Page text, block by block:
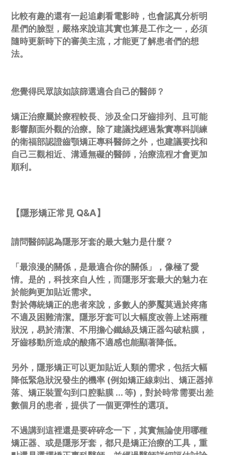
比較有趣的還有一起追劇看電影時，也會認真分析明
星們的臉型，嚴格來說這其實也算是工作之一，必須
隨時更新時下的審美主流，才能更了解患者們的想
法。
您覺得民眾該如該篩選適合自己的醫師？
矯正治療屬於療程較長、涉及全口牙齒排列、且可能
影響顏面外觀的治療。除了建議找經過紮實專科訓練
的衛福部認證齒顎矯正專科醫師之外，也建議要找和
自己三觀相近、溝通無礙的醫師，治療流程才會更加
順利。
【隱形矯正常見 Q&A】
請問醫師認為隱形牙套的最大魅力是什麼？
「最浪漫的關係，是最適合你的關係」，像極了愛
情。是的，科技來自人性，而隱形牙套最大的魅力在
於能夠更加貼近需求。
對於傳統矯正的患者來說，多數人的夢魘莫過於疼痛
不適及困難清潔。隱形牙套可以大幅度改善上述兩種
狀況，易於清潔、不用擔心鐵絲及矯正器勾破粘膜，
牙齒移動所造成的酸痛不適感也能顯著降低。
另外，隱形矯正可以更加貼近人類的需求，包括大幅
降低緊急狀況發生的機率 (例如矯正線刺出、矯正器掉
落、矯正裝置勾到口腔黏膜 ... 等)，對於時常需要出差
數個月的患者，提供了一個更彈性的選項。
不過講到這裡還是要碎碎念一下，其實無論使用哪種
矯正器、或是隱形牙套，都只是矯正治療的工具，重